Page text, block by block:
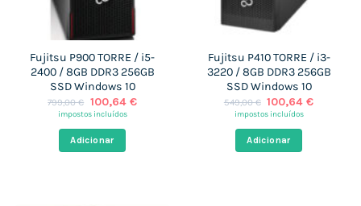
Fujitsu P900 TORRE / i5-
2400 / 8GB DDR3 256GB
SSD Windows 10
799,00€ O
preço
era:
799,00 €.
100,64 €O
impostos incluídos
Adicionar
Fujitsu P410 TORRE / i3-
3220 / 8GB DDR3 256GB
SSD Windows 10
549,00€ O
preço
era:
549,00 €.
100,64€O
impostos incluídos
Adicionar